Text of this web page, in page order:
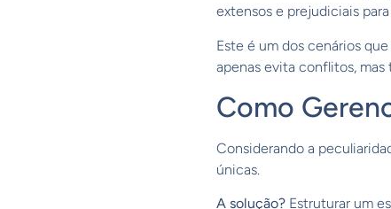
extensos e prejudiciais
Este é um dos cenários
apenas evita conflitos,
Como
Considerando a
únicas.
A solução? Estruturar um